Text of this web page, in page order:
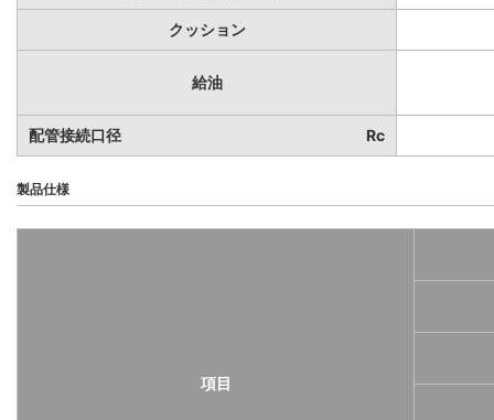
クッション
給油
配管接続口径 Rc
製品仕様
項目